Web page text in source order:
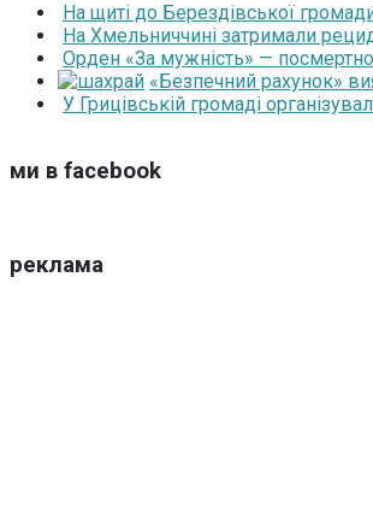
На щиті до Берездівської
На Хмельниччині затримали
Орден «За мужність» —
«Безпечний рахунок»
У Грицівській громаді
ми в facebook
реклама